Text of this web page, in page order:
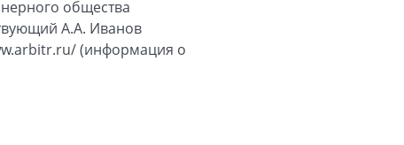
общества
А.А. Иванов
(информация о